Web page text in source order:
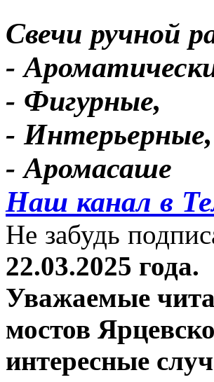
Свечи ручной
-
- Фигурные,
- Интерьерные,
- Аромасаше
Наш канал в
Не забудь
22.03.2025 года.
Уважаемые
мостов
интересные